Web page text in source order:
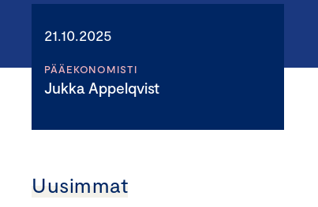
21.10.2025
PÄÄEKONOMISTI
Jukka Appelqvist
Uusimmat